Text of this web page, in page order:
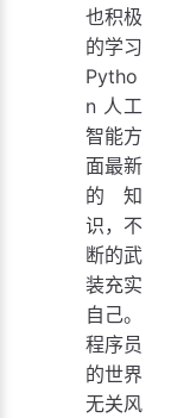
也积极
的学习
Pytho
n 人工
智能方
面最新
的知
识，不
断的武
装充实
自己。
程序员
的世界
无关风